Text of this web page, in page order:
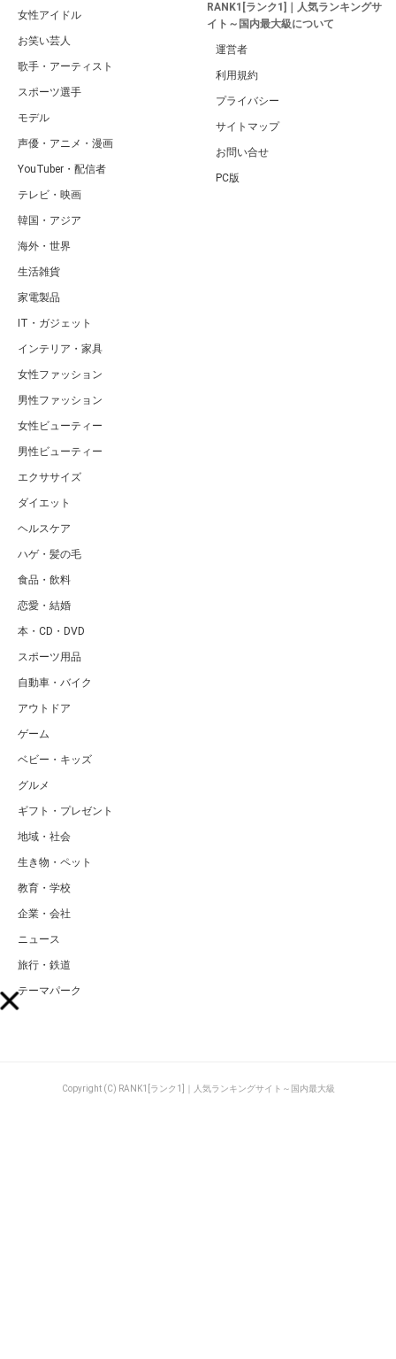
女性アイドル
お笑い芸人
歌手・アーティスト
スポーツ選手
モデル
声優・アニメ・漫画
YouTuber・配信者
テレビ・映画
韓国・アジア
海外・世界
生活雑貨
家電製品
IT・ガジェット
インテリア・家具
女性ファッション
男性ファッション
女性ビューティー
男性ビューティー
エクササイズ
ダイエット
ヘルスケア
ハゲ・髪の毛
食品・飲料
恋愛・結婚
本・CD・DVD
スポーツ用品
自動車・バイク
アウトドア
ゲーム
ベビー・キッズ
グルメ
ギフト・プレゼント
地域・社会
生き物・ペット
教育・学校
企業・会社
ニュース
旅行・鉄道
テーマパーク
RANK1[ランク1]｜人気ランキングサ
イト～国内最大級について
運営者
利用規約
プライバシー
サイトマップ
お問い合せ
PC版
Copyright (C) RANK1[ランク1]｜人気ランキングサイト～国内最大級